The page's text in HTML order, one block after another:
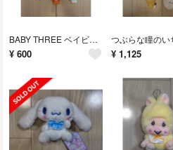
BABY THREE ベイビースリー チャーム×6(新品・未使用)
¥ 600 ¥ 1,125